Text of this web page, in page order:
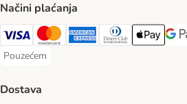
Načini plaćanja
Visa Payment Method
MasterCard Payment Method
American Express Payment
Diners ClubPayment
Pouzećem
Pouzećem Payment Method
Dostava